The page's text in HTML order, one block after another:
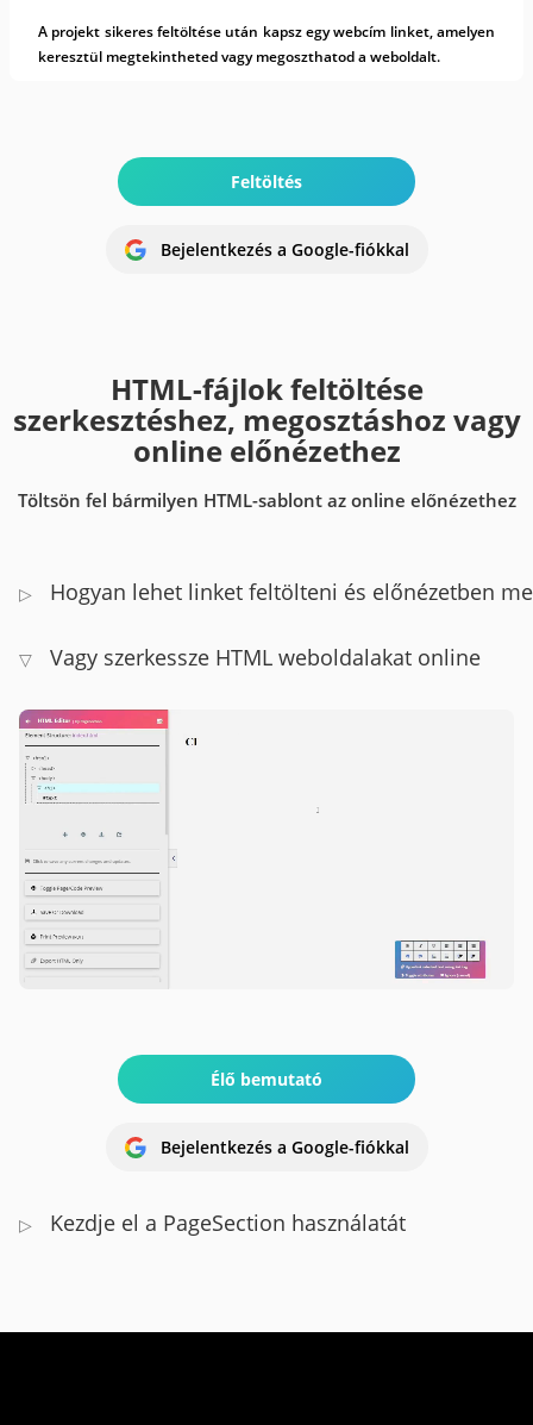
A projekt sikeres feltöltése után kapsz egy webcím linket, amelyen
keresztül megtekintheted vagy megoszthatod a weboldalt.
Feltöltés
Bejelentkezés a Google-fiókkal
HTML-fájlok feltöltése
szerkesztéshez, megosztáshoz vagy
online előnézethez
Töltsön fel bármilyen HTML-sablont az online előnézethez
▷ Hogyan lehet linket feltölteni és előnézetben
▽ Vagy szerkessze HTML weboldalakat online
Élő bemutató
Bejelentkezés a Google-fiókkal
▷ Kezdje el a PageSection használatát